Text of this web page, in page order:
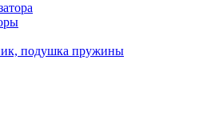
подушка пружины